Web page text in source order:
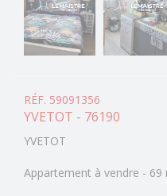
RÉF. 59091356
YVETOT - 76190
YVETOT
Appartement à vendre - 69